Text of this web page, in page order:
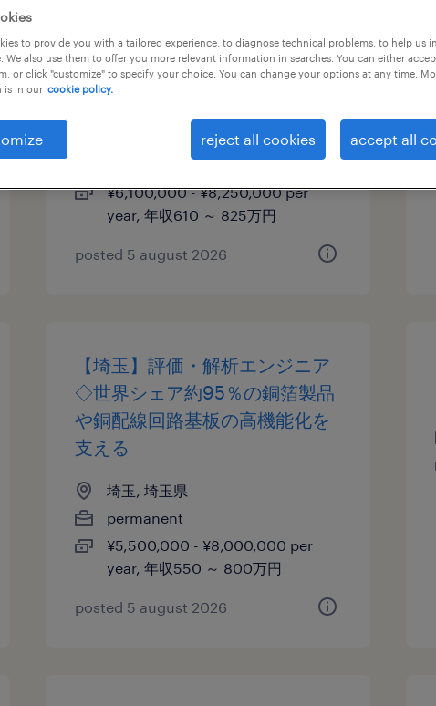
証プライム上場◆カーボンニュ
ートラルに関わる研究／フレッ
クス有
¥6,100,000 - ¥8,250,000 per
year, 年収610 ～ 825万円
posted 5 august 2026
【埼玉】評価・解析エンジニア
◇世界シェア約95％の銅箔製品
や銅配線回路基板の高機能化を
支える
埼玉, 埼玉県
permanent
¥5,500,000 - ¥8,000,000 per
year, 年収550 ～ 800万円
posted 5 august 2026
to provide you with a tailored experience, to diagnose technical problems, to help us
We also use them to offer you more relevant information in searches. You can either
or click "customize" to specify your choice. You can change your options at any time.
is in our cookie policy.
reject all cookies accept all